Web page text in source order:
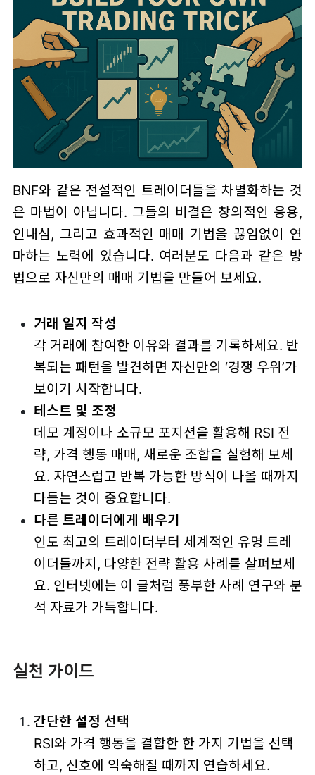
BNF와 같은 전설적인 트레이더들을 차별화하는 것
은 마법이 아닙니다. 그들의 비결은 창의적인 응용,
인내심, 그리고 효과적인 매매 기법을 끊임없이 연
마하는 노력에 있습니다. 여러분도 다음과 같은 방
법으로 자신만의 매매 기법을 만들어 보세요.
거래 일지 작성
각 거래에 참여한 이유와 결과를 기록하세요. 반
복되는 패턴을 발견하면 자신만의 ‘경쟁 우위’가
보이기 시작합니다.
테스트 및 조정
데모 계정이나 소규모 포지션을 활용해 RSI 전
략, 가격 행동 매매, 새로운 조합을 실험해 보세
요. 자연스럽고 반복 가능한 방식이 나올 때까지
다듬는 것이 중요합니다.
다른 트레이더에게 배우기
인도 최고의 트레이더부터 세계적인 유명 트레
이더들까지, 다양한 전략 활용 사례를 살펴보세
요. 인터넷에는 이 글처럼 풍부한 사례 연구와 분
석 자료가 가득합니다.
실천 가이드
간단한 설정 선택
RSI와 가격 행동을 결합한 한 가지 기법을 선택
하고, 신호에 익숙해질 때까지 연습하세요.